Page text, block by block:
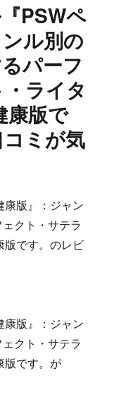
PSWペ
ル別の
パーフ
ライタ
康版で
ミが気
康版』：ジャン
クト・サテラ
版です。のレビ
康版』：ジャン
クト・サテラ
版です。が